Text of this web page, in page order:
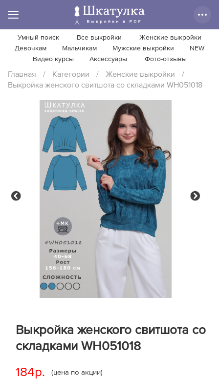
Умный поиск Все выкройки
Женские выкройки
Девочкам
Мальчикам Мужские выкройки
NEW
Видео курсы
Аксессуары Фото-отзывы
Главная / Категории / Женские выкройки
/
Выкройка женского свитшота со складками WH051018
Выкройка женского свитшота со
складками WH051018
184р. (цена по акции)